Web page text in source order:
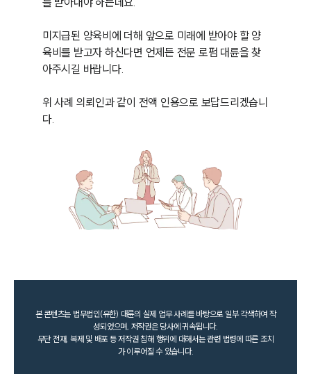
미지급된 양육비에 더해 앞으로 미래에 받아야 할 양
육비를 받고자 하신다면 언제든 전문 로펌 대륜을 찾
아주시길 바랍니다.
위 사례 의뢰인과 같이 전액 인용으로 보답드리겠습니
다.
본 콘텐츠는 법무법인(유한) 대륜의 실제 업무 사례를 바탕으로 일부 각색하여 작
성되었으며, 저작권은 당사에 귀속됩니다.
무단 전재, 복제 및 배포 등 저작권 침해 행위에 대해서는 관련 법령에 따른 조치
가 이루어질 수 있습니다.